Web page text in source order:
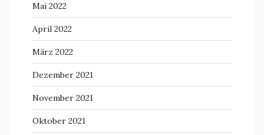
Mai 2022
April 2022
März 2022
Dezember 2021
November 2021
Oktober 2021